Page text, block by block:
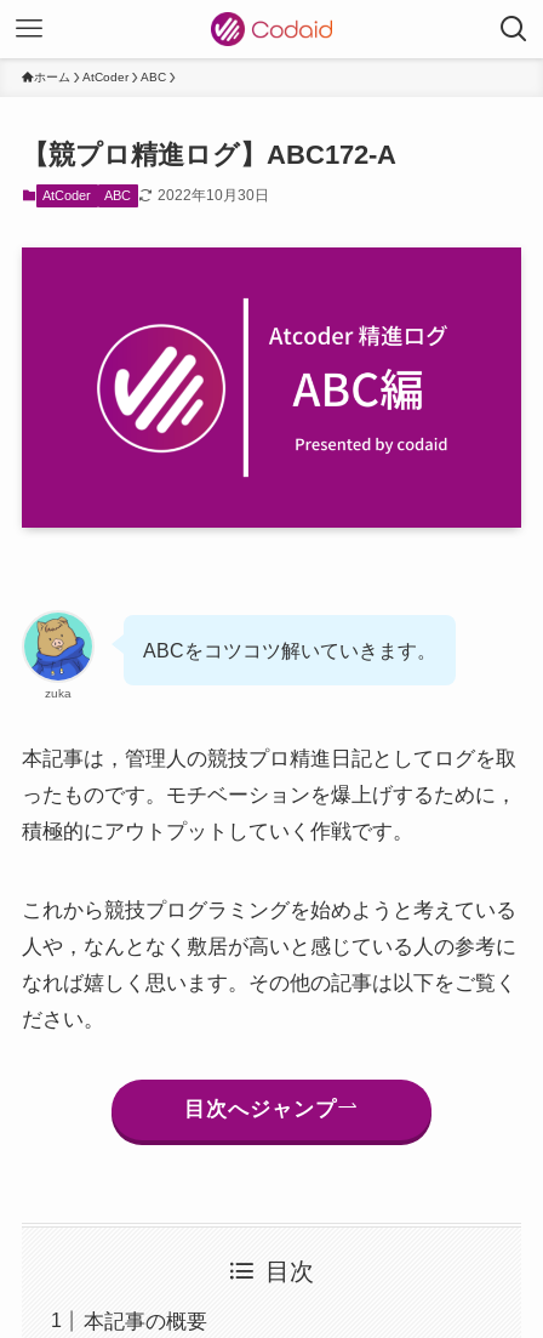
ホーム AtCoder ABC
【競プロ精進ログ】ABC172-A
AtCoder ABC 2022年10月30日
zuka
ABCをコツコツ解いていきます。
本記事は，管理人の競技プロ精進日記としてログを取
ったものです。モチベーションを爆上げするために，
積極的にアウトプットしていく作戦です。
これから競技プログラミングを始めようと考えている
人や，なんとなく敷居が高いと感じている人の参考に
なれば嬉しく思います。その他の記事は以下をご覧く
ださい。
目次へジャンプ
目次
本記事の概要